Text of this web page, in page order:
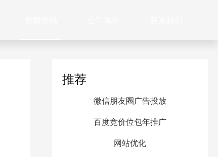
推荐
微信朋友圈广告投放
百度竞价位包年推广
网站优化